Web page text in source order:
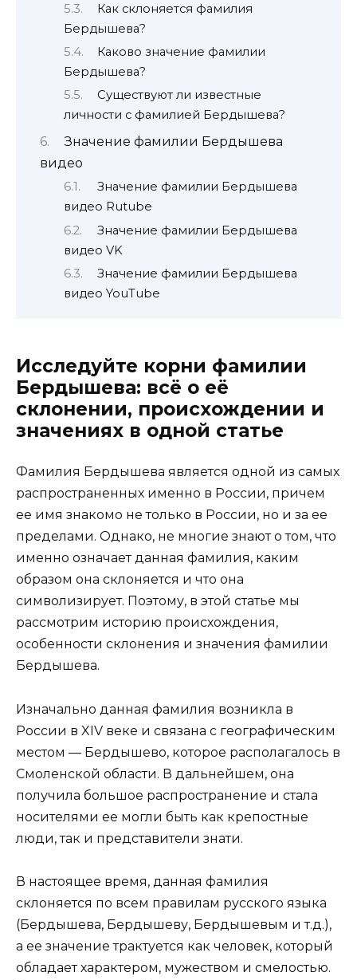
Как склоняется фамилия
Бердышева?
Каково значение фамилии
Бердышева?
Существуют ли известные
личности с фамилией Бердышева?
Значение фамилии Бердышева
видео
Значение фамилии Бердышева
видео Rutube
Значение фамилии Бердышева
видео VK
Значение фамилии Бердышева
видео YouTube
Исследуйте корни фамилии
Бердышева: всё о её
склонении, происхождении и
значениях в одной статье
Фамилия Бердышева является одной из самых
распространенных именно в России, причем
ее имя знакомо не только в России, но и за ее
пределами. Однако, не многие знают о том, что
именно означает данная фамилия, каким
образом она склоняется и что она
символизирует. Поэтому, в этой статье мы
рассмотрим историю происхождения,
особенности склонения и значения фамилии
Бердышева.
Изначально данная фамилия возникла в
России в XIV веке и связана с географическим
местом — Бердышево, которое располагалось в
Смоленской области. В дальнейшем, она
получила большое распространение и стала
носителями ее могли быть как крепостные
люди, так и представители знати.
В настоящее время, данная фамилия
склоняется по всем правилам русского языка
(Бердышева, Бердышеву, Бердышевым и т.д.),
а ее значение трактуется как человек, который
обладает характером, мужеством и смелостью.